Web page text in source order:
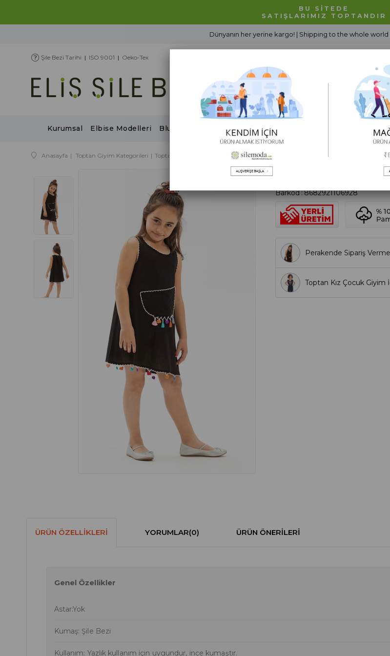
BU SİTEDE
SATIŞLARIMIZ TOPTANDIR
Şile Bezi Tarihi | ISO 9001 | Oeko-Tex
Kurumsal Elbise Modelleri Bluz Modelleri Alt Giyim Erkek Giyim
Anasayfa Toptan Giyim Kategorileri Toptan İlkbahar / Yaz Sezonu Toptan Kolsuz Mine Şile Bezi Yazlık Çocuk Elbise
Toptan Kolsuz Mine Şile Bezi
Barkod:8682921106928
Perakende Sipariş
Toptan Kız Çocuk Giyim
ÜRÜN ÖZELLIKLERI YORUMLAR(0) ÜRÜN ÖNERILERI
Genel Özellikler
Astar:Yok
Kumaş: Şile Bezi
Kullanım: Yazlık kullanım için uygundur, ince kumaştır.